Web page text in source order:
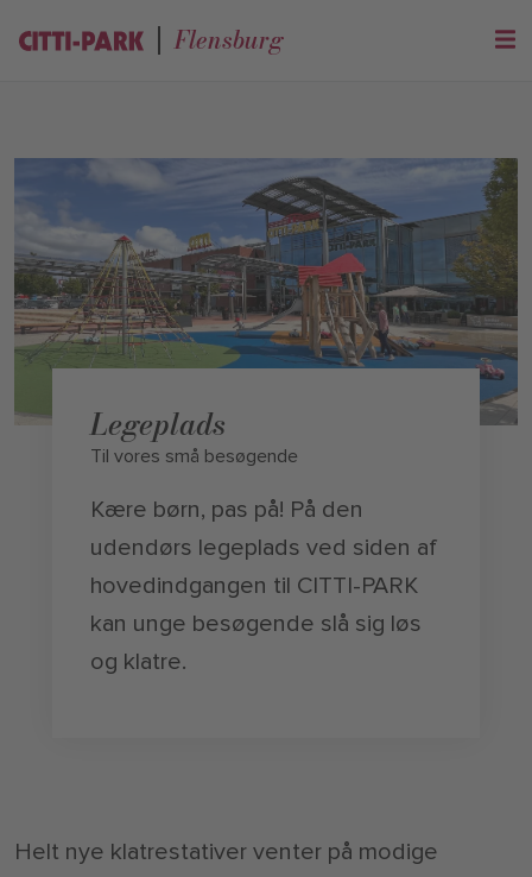
Flensburg
Legeplads
Til vores små besøgende
Kære børn, pas på! På den
udendørs legeplads ved siden af
hovedindgangen til CITTI-PARK
kan unge besøgende slå sig løs
og klatre.
Helt nye klatrestativer venter på modige